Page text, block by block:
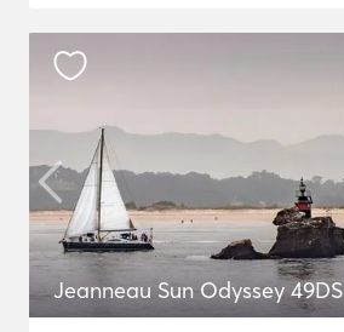
Jeanneau Sun Odyssey 49DS